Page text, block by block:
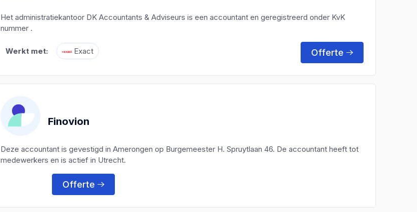
Het administratiekantoor DK Accountants & Adviseurs is een accountant en geregistreerd onder KvK
nummer .
Werkt met: Exact Offerte
Finovion
Deze accountant is gevestigd in Amerongen op Burgemeester H. Spruytlaan 46. De accountant heeft tot
medewerkers en is actief in Utrecht.
Offerte